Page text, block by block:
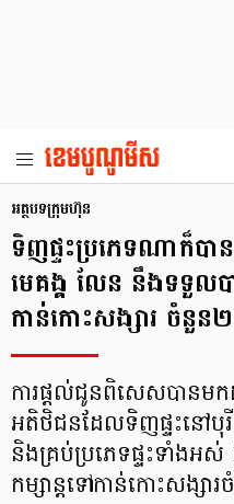
អត្ថបទក្រុមហ៊ុន
ទិញផ្ទះប្រភេទណាក៏បា
មេគង្គ លែន នឹងទទួលប
កាន់កោះសង្សារ ចំនួន
ការផ្តល់ជូនពិសេសបាន
អតិថិជនដែលទិញផ្ទះនៅបុ
និងគ្រប់ប្រភេទផ្ទះទាំង
កម្សាន្តទៅកាន់កោះសង្ស